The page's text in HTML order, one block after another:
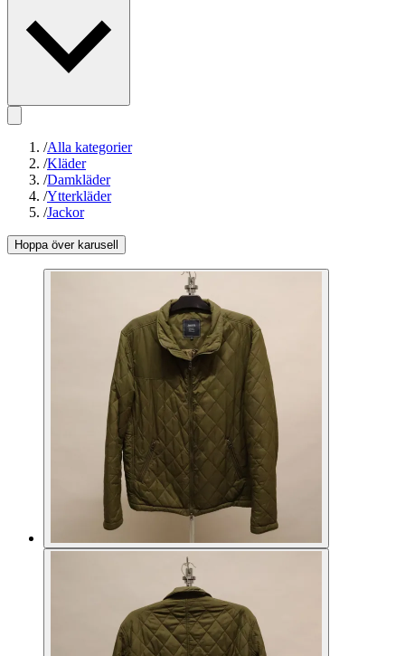
/Alla kategorier
/Kläder
/Damkläder
/Ytterkläder
/Jackor
Hoppa över karusell